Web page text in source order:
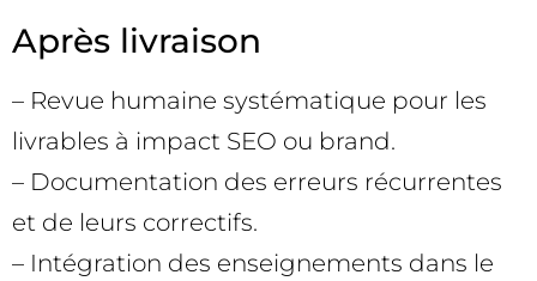
Après livraison
– Revue humaine systématique pour les
livrables à impact SEO ou brand.
– Documentation des erreurs récurrentes
et de leurs correctifs.
– Intégration des enseignements dans le